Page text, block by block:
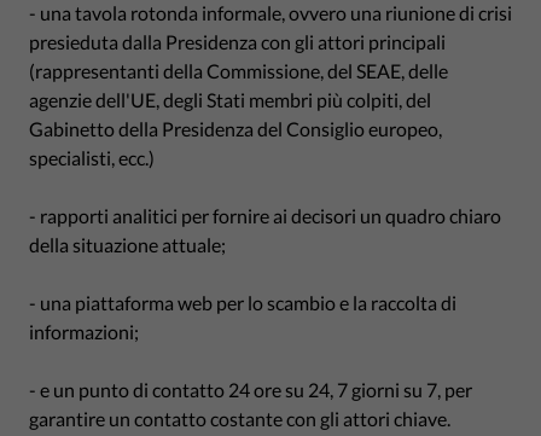
- una tavola rotonda informale, ovvero una riunione di crisi
presieduta dalla Presidenza con gli attori principali
(rappresentanti della Commissione, del SEAE, delle
agenzie dell'UE, degli Stati membri più colpiti, del
Gabinetto della Presidenza del Consiglio europeo,
specialisti, ecc.)
- rapporti analitici per fornire ai decisori un quadro chiaro
della situazione attuale;
- una piattaforma web per lo scambio e la raccolta di
informazioni;
- e un punto di contatto 24 ore su 24, 7 giorni su 7, per
garantire un contatto costante con gli attori chiave.